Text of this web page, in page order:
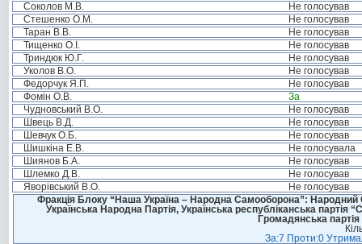
Соколов М.В.
Не голосував
Стешенко О.М.
Не голосував
Таран В.В.
Не голосував
Тищенко О.І.
Не голосував
Триндюк Ю.Г.
Не голосував
Уколов В.О.
Не голосував
Федорчук Я.П.
Не голосував
Фомін О.В.
За
Чудновський В.О.
Не голосував
Швець В.Д.
Не голосував
Шевчук О.Б.
Не голосував
Шишкіна Е.В.
Не голосувала
Шиянов Б.А.
Не голосував
Шлемко Д.В.
Не голосував
Яворівський В.О.
Не голосував
Фракція Блоку “Наша Україна – Народна Самооборона”: Народний
Українська Народна Партія, Українська республіканська
Громадянська
За:7 Проти:0